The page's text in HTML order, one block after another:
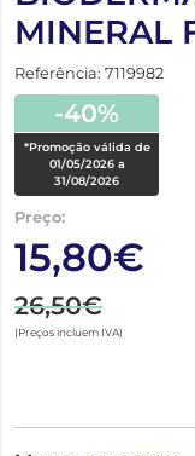
MINERAL
Referência: 7119982
-40%
*Promoção válida de
01/05/2026 a
31/08/2026
Preço:
15,80€
26,50€
(Preços incluem IVA)